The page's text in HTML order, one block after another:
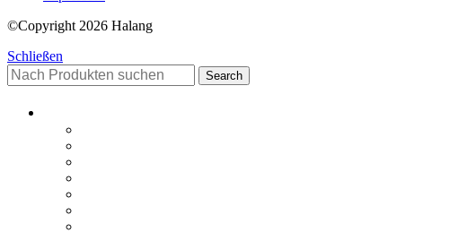
©Copyright 2026 Halang
Schließen
Search